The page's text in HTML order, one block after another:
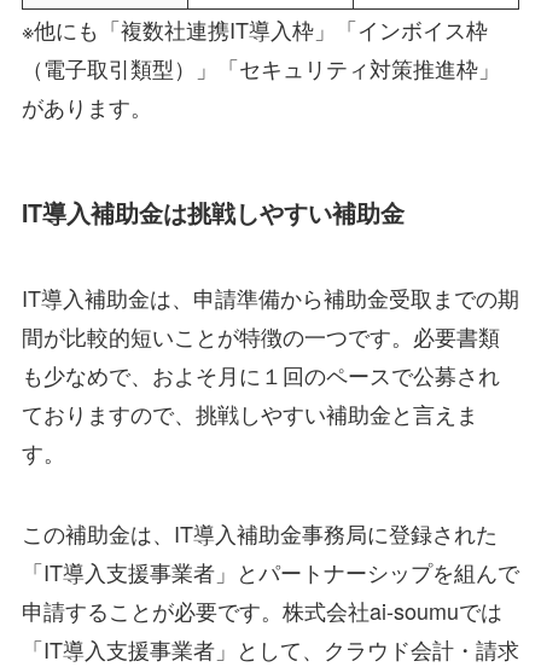
※他にも「複数社連携IT導入枠」「インボイス枠
（電子取引類型）」「セキュリティ対策推進枠」
があります。
IT導入補助金は挑戦しやすい補助金
IT導入補助金は、申請準備から補助金受取までの期
間が比較的短いことが特徴の一つです。必要書類
も少なめで、およそ月に１回のペースで公募され
ておりますので、挑戦しやすい補助金と言えま
す。
この補助金は、IT導入補助金事務局に登録された
「IT導入支援事業者」とパートナーシップを組んで
申請することが必要です。株式会社ai-soumuでは
「IT導入支援事業者」として、クラウド会計・請求